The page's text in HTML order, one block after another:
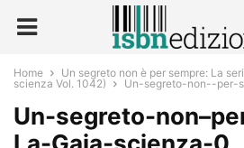
Home
Un segreto non è per sempre: La
scienza Vol. 1042)
Un-segreto-non--per-
Un-segreto-